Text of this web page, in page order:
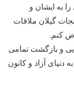
به ایشان و
گیلان ملاقات
کنم.
و بازگشت تمامی
آزاد و کانون